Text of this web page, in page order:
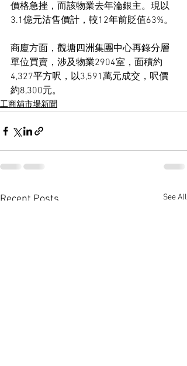
價格急挫，而該物業去年淪銀主。現以
3.1億元沽售價計，較12年前貶值63%。
商廈方面，觀塘四洲集團中心再錄分層
單位買賣，涉及物業2904室，面積約
4,327平方呎，以3,591萬元成交，呎價
約8,300元。
工商舖市場新聞
Recent Posts See All